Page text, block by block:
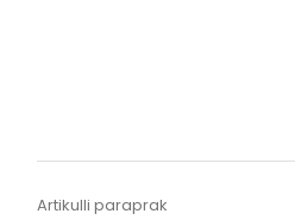
Artikulli paraprak